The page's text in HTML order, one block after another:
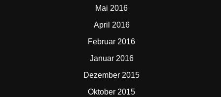
Mai 2016
April 2016
Februar 2016
Januar 2016
Dezember 2015
Oktober 2015